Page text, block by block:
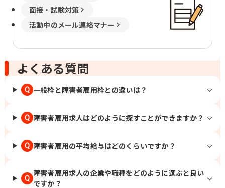
面接・試験対策
活動中のメール連絡マナー
よくある質問
Q 一般枠と障害者雇用枠との違いは？
Q 障害者雇用求人はどのように探すことができますか？
Q 障害者雇用の平均給与はどのくらいですか？
Q
障害者雇用求人の企業や職種をどのように選ぶと良い
ですか？